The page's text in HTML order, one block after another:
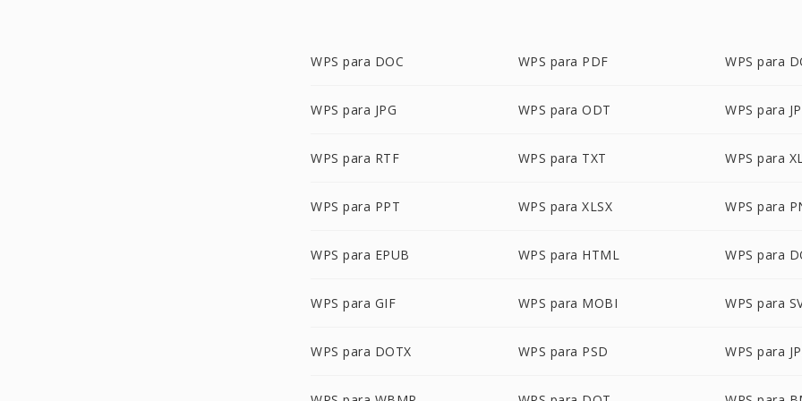
WPS para DOC WPS para PDF WPS para
WPS para JPG WPS para ODT WPS para
WPS para RTF WPS para TXT WPS para
WPS para PPT WPS para XLSX WPS para
WPS para EPUB WPS para HTML WPS para
WPS para GIF WPS para MOBI WPS para
WPS para DOTX WPS para PSD WPS para